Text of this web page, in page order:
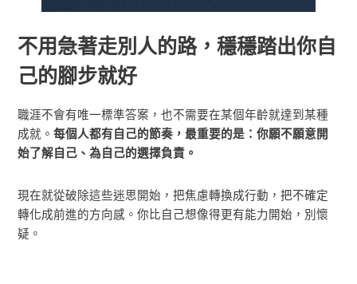
不用急著走別人的路，穩穩踏出你自
己的腳步就好
職涯不會有唯一標準答案，也不需要在某個年齡就達到某種
成就。每個人都有自己的節奏，最重要的是：你願不願意開
始了解自己、為自己的選擇負責。
現在就從破除這些迷思開始，把焦慮轉換成行動，把不確定
轉化成前進的方向感。你比自己想像得更有能力開始，別懷
疑。